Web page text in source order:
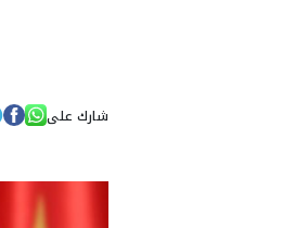
شارك على